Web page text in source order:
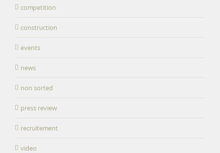
competition
construction
events
news
non sorted
press review
recruitement
video